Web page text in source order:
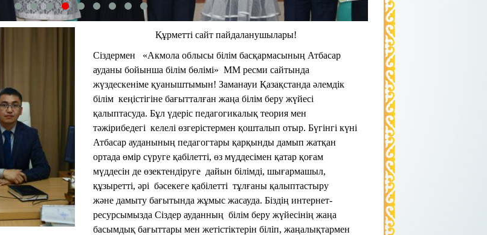
Құрметті сайт пайдаланушылары!
Сіздермен «Акмола облысы білім басқармасының Атбасар
ауданы бойынша білім бөлімі» ММ ресми сайтында
жүздескеніме қуаныштымын! Заманауи Қазақстанда әлемдік
білім кеңістігіне бағытталған жаңа білім беру жүйесі
қалыптасуда. Бұл үдеріс педагогикалық теория мен
тәжірибедегі келелі өзгерістермен қошталып отыр. Бүгінгі күні
Атбасар ауданының педагогтары қарқынды дамып жатқан
ортада өмір сүруге қабілетті, өз мүддесімен қатар қоғам
мүддесін де өзектендіруге дайын білімді, шығармашыл,
құзыретті, әрі бәсекеге қабілетті тұлғаны қалыптастыру
және дамыту бағытында жұмыс жасауда. Біздің интернет-
ресурсымызда Сіздер ауданның білім беру жүйесінің жаңа
басымдық бағыттары мен жетістіктерін біліп, жаңалықтармен